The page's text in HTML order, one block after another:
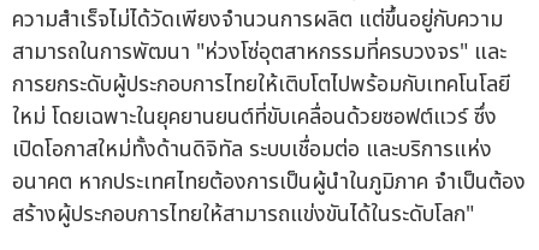
ความสำเร็จไม่ได้วัดเพียงจำนวนการผลิต แต่ขึ้นอยู่กับความ
สามารถในการพัฒนา "ห่วงโซ่อุตสาหกรรมที่ครบวงจร" และ
การยกระดับผู้ประกอบการไทยให้เติบโตไปพร้อมกับเทคโนโลยี
ใหม่ โดยเฉพาะในยุคยานยนต์ที่ขับเคลื่อนด้วยซอฟต์แวร์ ซึ่ง
เปิดโอกาสใหม่ทั้งด้านดิจิทัล ระบบเชื่อมต่อ และบริการแห่ง
อนาคต หากประเทศไทยต้องการเป็นผู้นำในภูมิภาค จำเป็นต้อง
สร้างผู้ประกอบการไทยให้สามารถแข่งขันได้ในระดับโลก"